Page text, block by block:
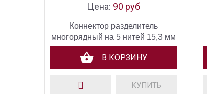
Цена: 90 руб
Коннектор разделитель
многорядный на 5 нитей 15,3 мм
родий
В КОРЗИНУ
КУПИТЬ